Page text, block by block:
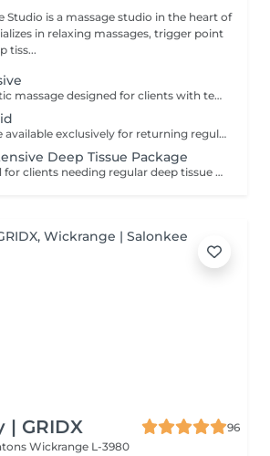
Studio is a massage studio in the heart of
in relaxing massages, trigger point
tiss...
A focused therapeutic massage designed for clients with tension in multiple areas of the body. This extended session allows enough time to work deeply and effectively on several problem zones without rushing the treatment. Using deep tissue and trigger point techniques, the massage helps release chronic muscle tension, reduce stiffness, improve mobility, and support physical recovery. Ideal for clients experiencing stress-related tension, muscular discomfort, postural tightness, or sports-related muscle fatigue. Common focus areas may include: * back and shoulders * neck and upper traps * lower back and glutes * legs and hips Recommended for clients who need more than a standard 60-minute session to properly address multiple areas of tension and restore overall body balance.
Prepaid sessions are available exclusively for returning regular clients who already have an active prepaid package. New clients and clients without an active package are kindly asked to book regular massage sessions. Package options can be discussed during your appointment.
Deep Tissue Package
A package designed for clients needing regular deep tissue work and focused muscle recovery. These extended 75-minute sessions allow more time to address multiple areas of tension, tightness, and physical strain using firm pressure and trigger point techniques. Ideal for chronic tension, stress-related tightness, muscle fatigue, sports recovery, and overall body maintenance. Pressure and focus areas can be adjusted according to your individual needs.
| GRIDX
96
Wickrange L-3980